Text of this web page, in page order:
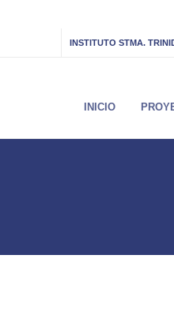
INSTITUTO STMA.
INICIO